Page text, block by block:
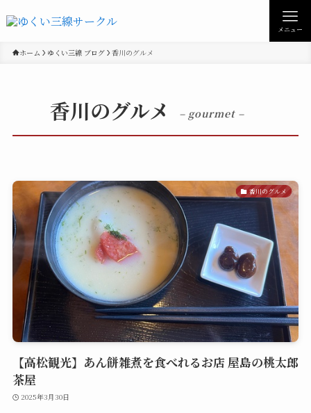
メニュー
ホーム ゆくい三線 ブログ 香川のグルメ
香川のグルメ – gourmet –
香川のグルメ
【高松観光】あん餅雑煮を食べれるお店 屋島の桃太郎
茶屋
2025年3月30日